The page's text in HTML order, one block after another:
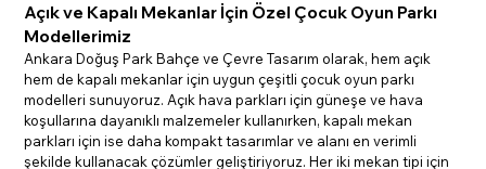
Açık ve Kapalı Mekanlar İçin Özel Çocuk Oyun Parkı
Modellerimiz
Ankara Doğuş Park Bahçe ve Çevre Tasarım olarak, hem açık
hem de kapalı mekanlar için uygun çeşitli çocuk oyun parkı
modelleri sunuyoruz. Açık hava parkları için güneşe ve hava
koşullarına dayanıklı malzemeler kullanırken, kapalı mekan
parkları için ise daha kompakt tasarımlar ve alanı en verimli
şekilde kullanacak çözümler geliştiriyoruz. Her iki mekan tipi için